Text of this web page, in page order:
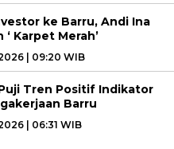
ke Barru, Andi Ina
‘ Karpet Merah’
| 09:20 WIB
Puji Tren Positif Indikator
Barru
| 06:31 WIB